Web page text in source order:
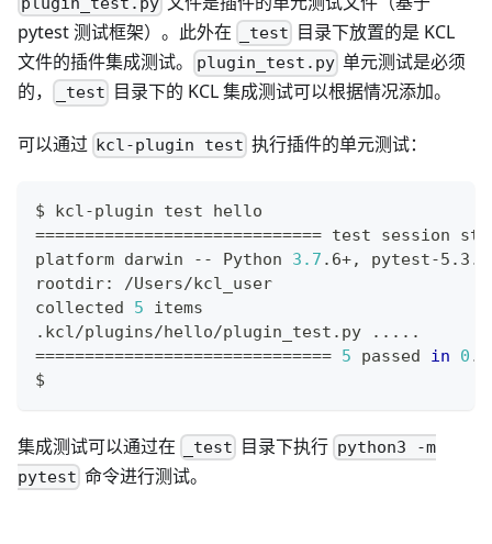
pytest 测试框架）。此外在
_test 目录下放置的是 KCL
文件的插件集成测试。
plugin_test.py 单元测试是必须
的，
_test 目录下的 KCL 集成测试可以根据情况添加。
可以通过 kcl-plugin test 执行插件的单元测试：
$ kcl-plugin test hello
============================= test session
platform darwin -- Python 3.7 .6+, pytest-
rootdir: /Users/kcl_user
collected 5 items
.kcl/plugins/hello/plugin_test.py
.. .. .
============================== 5 passed in 0
$
集成测试可以通过在 _test 目录下执行 python3 -m
pytest 命令进行测试。